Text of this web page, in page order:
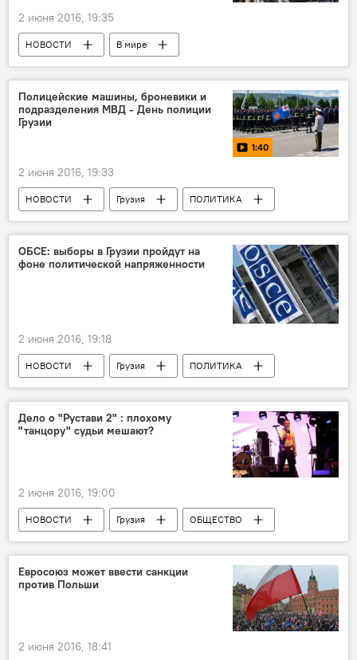
2 июня 2016, 19:35
НОВОСТИ В мире
Полицейские машины, броневики и
подразделения МВД - День полиции
Грузии
1:40
2 июня 2016, 19:33
НОВОСТИ Грузия
ПОЛИТИКА
Мультимедиа
Видео
ОБСЕ: выборы в Грузии пройдут на
фоне политической напряженности
2 июня 2016, 19:18
НОВОСТИ Грузия ПОЛИТИКА
Дело о "Рустави 2" : плохому
"танцору" судьи мешают?
2 июня 2016, 19:00
НОВОСТИ Грузия
ОБЩЕСТВО
Ситуация вокруг телекомпании "Рустави 2"
Евросоюз может ввести санкции
против Польши
2 июня 2016, 18:41